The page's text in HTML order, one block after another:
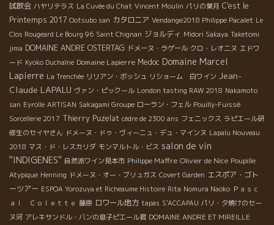
試飲会 ハヤリテラス La Cuvée du Chat Vincent Moulin パリの葉月 C'est le
Printemps 2017 Ootsubo san カタロニア Vendange2018 Philippe Pacalet Le
Clos Rougeard Le Bourg 96 Saint Chignan ジョルディ Midori Sakaya Taketomi
jima DOMAINE ANDRE OSTERTAG ドメーヌ・ラゲール クロ・レオニヌ エドワ
ード Kyoko Duchaîne Domaine Lapierre Medoc Domaine Marcel
Lapierre La Trenchée リリアン・ボッシュ リショーム 白ワイン Jean-
Claude LAPALU ヴァン・ピックール London tasting RAW 2018 Nakamoto
san Eyrolle ARTISAN Sakagami Groupe ローラン・フェル Pouilly-Fuissé
Sorcellerie 2017 Thierry Puzelat cèdre de 2300 ans フェニックス ラピエール研
修生のセイヤさん ドメーヌ・ドゥ・ヴィーニュ・デュ・マインヌ Lapalu Nouveau
2018 マス・ド・レスカリダ モンマルトル・ビス salon de vin
''INDIGENES'' 自然派ワイン見本市 Philippe Maffre Olivier de Nice Poupille
Atypique Henning ドメーヌ・オー・ブリュガス Covert Garden エスポア・ゴト
ーツアー ESPOA Yorozuya et Richeaume Histoire Rita Nomura Naoko Ｐａｓｃ
ａｌ Ｃｏｌｅｔｔｅ 藤原 ロワール地方 tapas S'ACCAPAU パリ・夕焼けのセー
ヌ河 アレキサンドル・バンの息子ピエール君 DOMAINE ANDRE ET MIREILLE